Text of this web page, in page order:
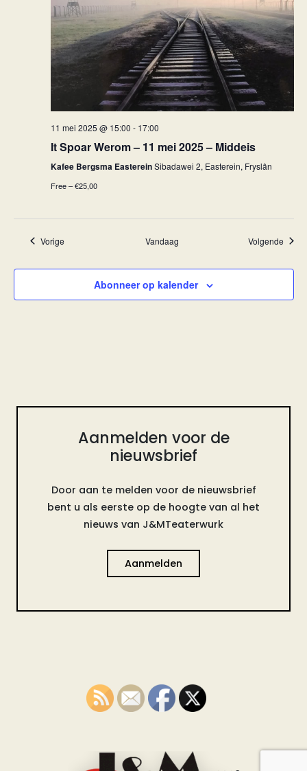
11 mei 2025 @ 15:00 - 17:00
It Spoar Werom – 11 mei 2025 – Middeis
Kafee Bergsma EastereinSibadawei 2, Easterein, Fryslân
Free – €25,00
VorigeEvenementen Vandaag Volgende
Abonneer op kalender
Aanmelden voor de
nieuwsbrief
Door aan te melden voor de nieuwsbrief
bent u als eerste op de hoogte van al het
nieuws van J&MTeaterwurk
Aanmelden